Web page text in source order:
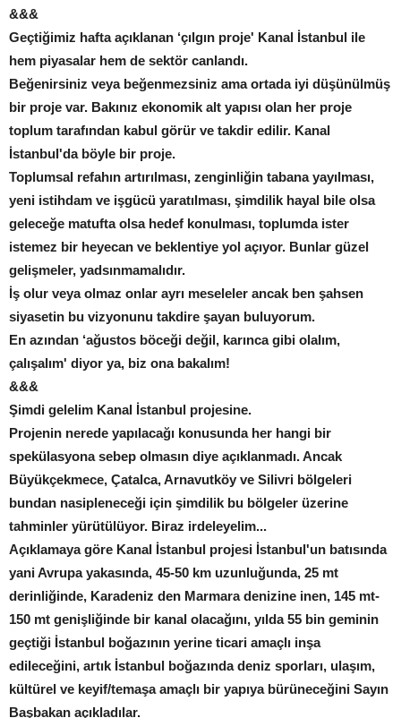
&&&
Geçtiğimiz hafta açıklanan ‘çılgın proje' Kanal İstanbul ile
hem piyasalar hem de sektör canlandı.
Beğenirsiniz veya beğenmezsiniz ama ortada iyi düşünülmüş
bir proje var. Bakınız ekonomik alt yapısı olan her proje
toplum tarafından kabul görür ve takdir edilir. Kanal
İstanbul'da böyle bir proje.
Toplumsal refahın artırılması, zenginliğin tabana yayılması,
yeni istihdam ve işgücü yaratılması, şimdilik hayal bile olsa
geleceğe matufta olsa hedef konulması, toplumda ister
istemez bir heyecan ve beklentiye yol açıyor. Bunlar güzel
gelişmeler, yadsınmamalıdır.
İş olur veya olmaz onlar ayrı meseleler ancak ben şahsen
siyasetin bu vizyonunu takdire şayan buluyorum.
En azından ‘ağustos böceği değil, karınca gibi olalım,
çalışalım' diyor ya, biz ona bakalım!
&&&
Şimdi gelelim Kanal İstanbul projesine.
Projenin nerede yapılacağı konusunda her hangi bir
spekülasyona sebep olmasın diye açıklanmadı. Ancak
Büyükçekmece, Çatalca, Arnavutköy ve Silivri bölgeleri
bundan nasipleneceği için şimdilik bu bölgeler üzerine
tahminler yürütülüyor. Biraz irdeleyelim...
Açıklamaya göre Kanal İstanbul projesi İstanbul'un batısında
yani Avrupa yakasında, 45-50 km uzunluğunda, 25 mt
derinliğinde, Karadeniz den Marmara denizine inen, 145 mt-
150 mt genişliğinde bir kanal olacağını, yılda 55 bin geminin
geçtiği İstanbul boğazının yerine ticari amaçlı inşa
edileceğini, artık İstanbul boğazında deniz sporları, ulaşım,
kültürel ve keyif/temaşa amaçlı bir yapıya bürüneceğini Sayın
Başbakan açıkladılar.